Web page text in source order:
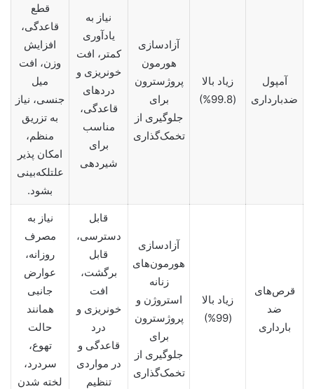
آمپول
ضدبارداری
زیاد بالا
(99.8%)
آزادسازی
هورمون
پروژسترون
برای
جلوگیری از
تخمک‌گذاری
نیاز به
یادآوری
کمتر، افت
خونریزی و
دردهای
قاعدگی،
مناسب
برای
شیردهی
قطع
قاعدگی،
افزایش
وزن، افت
میل
جنسی، نیاز
به تزریق
منظم،
امکان پذیر
علتلکه‌بینی
بشود.
قرص‌های
ضد
بارداری
زیاد بالا
(99%)
آزادسازی
هورمون‌های
زنانه
استروژن و
پروژسترون
برای
جلوگیری از
تخمک‌گذاری
قابل
دسترسی،
قابل
برگشت،
افت
خونریزی و
درد
قاعدگی و
در مواردی
تنظیم
نیاز به
مصرف
روزانه،
عوارض
جانبی
همانند
حالت
تهوع،
سردرد،
لخته شدن